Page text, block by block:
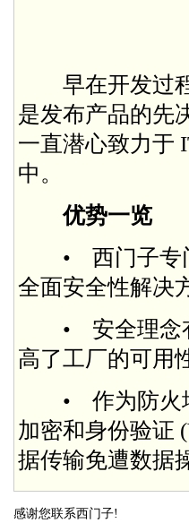
早在开发过程
是发布产品的先
一直潜心致力于
中。
优势一览
• 西门子专门
全面安全性解决
• 安全理念有
高了工厂的可用
• 作为防火墙
加密和身份验证
据传输免遭数据
感谢您联系西门子!